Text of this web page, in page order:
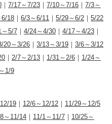
｜ 7/17～7/23 ｜ 7/10～7/16 ｜ 7/3～
6/18 ｜ 6/3～6/11 ｜ 5/29～6/2 ｜ 5/22
～5/7 ｜ 4/24～4/30 ｜ 4/17～4/23 ｜
20～3/26 ｜ 3/13～3/19 ｜ 3/6～3/12
｜ 2/7～2/13 ｜ 1/31～2/6 ｜ 1/24～
1/9
19 ｜ 12/6～12/12 ｜ 11/29～12/5
～11/14 ｜ 11/1～11/7 ｜ 10/25～